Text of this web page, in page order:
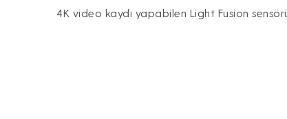
4K video kaydı yapabilen Light Fusion